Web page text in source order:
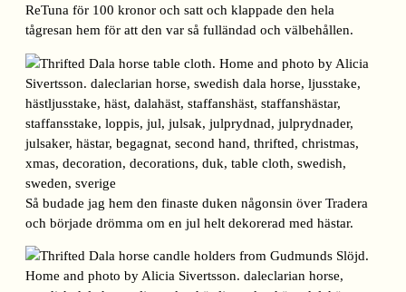
ReTuna för 100 kronor och satt och klappade den hela
tågresan hem för att den var så fulländad och välbehållen.
Så budade jag hem den finaste duken någonsin över Tradera
och började drömma om en jul helt dekorerad med hästar.